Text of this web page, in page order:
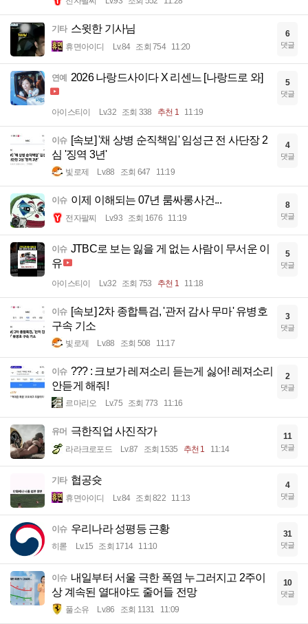
기타 스윗한 기사님
휴면아이디 Lv.84 조회 754 11:20
6
댓글
연예 2026 나랑드사이다 X 리센느 [나랑드로 와]
아이스티이 Lv.32 조회 338 추천 1 11:19
5
댓글
이슈
[속보] '채 상병 순직책임' 임성근 전 사단장 2
심 '징역 3년'
빛로제 Lv.88 조회 647 11:19
4
댓글
이슈 이제 이해되는 07년 룸싸롱사건...
전자팔찌 Lv.93 조회 1676 11:19
8
댓글
이슈 JTBC로 보는 잃을 게 없는 사람이 무서운 이
유
아이스티이 Lv.32 조회 753 추천 1 11:18
5
댓글
이슈
[속보] 2차 종합특검, '관저 감사 무마' 유병호
구속 기소
빛로제 Lv.88 조회 508 11:17
3
댓글
이슈 ??? : 크보가 레져소리 듣는게 싫어! 레져소리
안듣게 해줘!
르마리오 Lv.75 조회 773 11:16
2
댓글
유머 극한직업 사진작가
라라크로포드 Lv.87 조회 1535 추천 1 11:14
11
댓글
기타 협공슛
휴면아이디 Lv.84 조회 822 11:13
4
댓글
이슈 우리나라 성평등 근황
히롣 Lv.15 조회 1714 11:10
31
댓글
이슈 내일부터 서울 극한 폭염 누그러지고 2주이
상 계속된 열대야도 줄어들 전망
풀소유 Lv.86 조회 1131 11:09
10
댓글